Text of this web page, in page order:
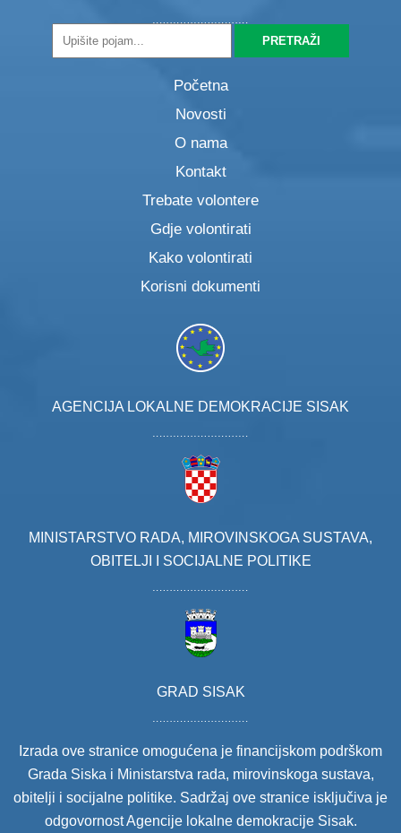
Početna
Novosti
O nama
Kontakt
Trebate volontere
Gdje volontirati
Kako volontirati
Korisni dokumenti
AGENCIJA LOKALNE DEMOKRACIJE SISAK
MINISTARSTVO RADA, MIROVINSKOGA SUSTAVA,
OBITELJI I SOCIJALNE POLITIKE
GRAD SISAK
Izrada ove stranice omogućena je financijskom podrškom
Grada Siska i Ministarstva rada, mirovinskoga sustava,
obitelji i socijalne politike. Sadržaj ove stranice isključiva je
odgovornost Agencije lokalne demokracije Sisak.